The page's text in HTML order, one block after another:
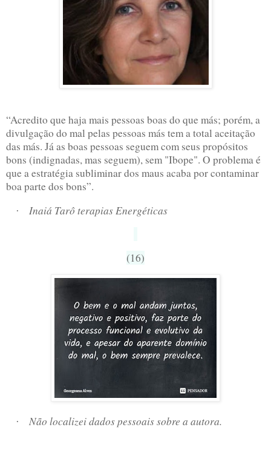
“Acredito que haja mais pessoas boas do que más; porém, a
divulgação do mal pelas pessoas más tem a total aceitação
das más. Já as boas pessoas seguem com seus propósitos
bons (indignadas, mas seguem), sem "Ibope". O problema é
que a estratégia subliminar dos maus acaba por contaminar
boa parte dos bons”.
Inaiá Tarô terapias Energéticas
(16)
Não localizei dados pessoais sobre a autora.